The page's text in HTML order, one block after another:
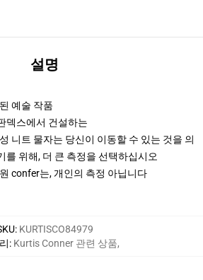
설명
예술 작품
덱스에서 건설하는
니트 물자는 당신이 이동할 수 있는 것을 의
를 위해, 더 큰 측정을 선택하십시오
confer는, 개인의 측정 아닙니다
: KURTISCO84979
: Kurtis Conner 관련 상품,